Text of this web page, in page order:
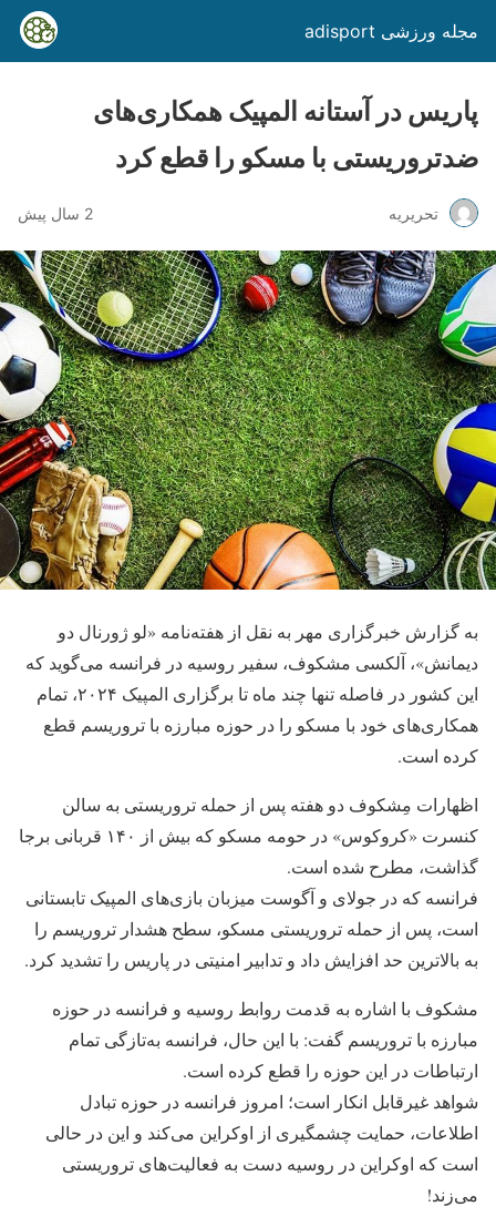
مجله ورزشی adisport
پاریس در آستانه المپیک همکاری‌های
ضدتروریستی با مسکو را قطع کرد
تحریریه 2 سال پیش
به گزارش خبرگزاری مهر به نقل از هفته‌نامه «لو ژورنال دو
دیمانش»، آلکسی مشکوف، سفیر روسیه در فرانسه می‌گوید که
این کشور در فاصله تنها چند ماه تا برگزاری المپیک ۲۰۲۴، تمام
همکاری‌های خود با مسکو را در حوزه مبارزه با تروریسم قطع
کرده است.
اظهارات مِشکوف دو هفته پس از حمله تروریستی به سالن
کنسرت «کروکوس» در حومه مسکو که بیش از ۱۴۰ قربانی برجا
گذاشت، مطرح شده است.
فرانسه که در جولای و آگوست میزبان بازی‌های المپیک تابستانی
است، پس از حمله تروریستی مسکو، سطح هشدار تروریسم را
به بالاترین حد افزایش داد و تدابیر امنیتی در پاریس را تشدید کرد.
مشکوف با اشاره به قدمت روابط روسیه و فرانسه در حوزه
مبارزه با تروریسم گفت: با این حال، فرانسه به‌تازگی تمام
ارتباطات در این حوزه را قطع کرده است.
شواهد غیرقابل انکار است؛ امروز فرانسه در حوزه تبادل
اطلاعات، حمایت چشمگیری از اوکراین می‌کند و این در حالی
است که اوکراین در روسیه دست به فعالیت‌های تروریستی
می‌زند!